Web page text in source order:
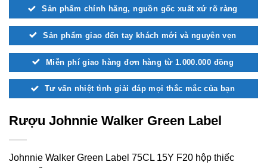
Sản phẩm chính hãng, nguồn gốc xuất xứ rõ ràng
Sản phẩm giao đến tay khách mới và nguyên vẹn
Miễn phí giao hàng đơn hàng từ 1.000.000 đồng
Tư vấn nhiệt tình giải đáp mọi thắc mắc của bạn
Rượu Johnnie Walker Green Label
Johnnie Walker Green Label 75CL 15Y F20 hộp thiếc